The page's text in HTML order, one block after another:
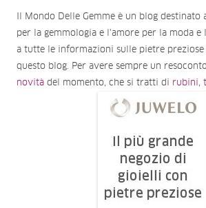
Il Mondo Delle Gemme è un blog destinato
per la gemmologia e l'amore per la moda e
a tutte le informazioni sulle pietre preziose
questo blog. Per avere sempre un
novità del momento, che si tratti di rubini,